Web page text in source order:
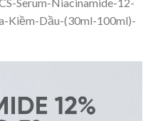
Kiềm-Dầu-(30ml-100ml)-